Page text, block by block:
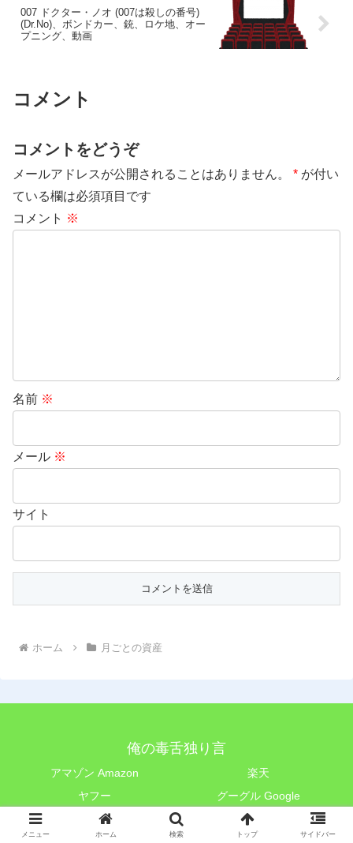
007 ドクター・ノオ (007は殺しの番号)
(Dr.No)、ボンドカー、銃、ロケ地、オー
プニング、動画
コメント
コメントをどうぞ
メールアドレスが公開されることはありません。 * が付い
ている欄は必須項目です
コメント ※
名前 ※
メール ※
サイト
ホーム 月ごとの資産
俺の毒舌独り言
アマゾン Amazon
楽天
ヤフー
グーグル Google
© 2018 俺の毒舌独り言.
メニュー ホーム 検索 トップ サイドバー